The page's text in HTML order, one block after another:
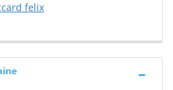
felix